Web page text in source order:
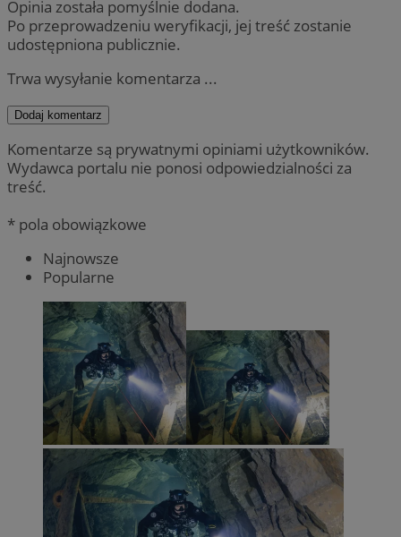
Opinia została pomyślnie dodana.
Po przeprowadzeniu weryfikacji, jej treść zostanie
udostępniona publicznie.
Trwa wysyłanie komentarza ...
Dodaj komentarz
Komentarze są prywatnymi opiniami użytkowników.
Wydawca portalu nie ponosi odpowiedzialności za
treść.
* pola obowiązkowe
Najnowsze
Popularne